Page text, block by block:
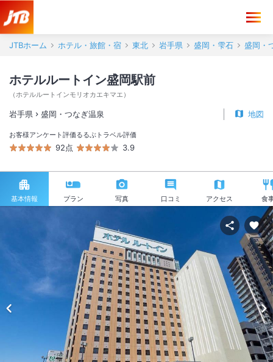
JTBホーム ホテル・旅館・宿 東北 岩手県 盛岡・雫石 盛岡・
ホテルルートイン盛岡駅前
（ホテルルートインモリオカエキマエ ）
岩手県 盛岡・つなぎ温泉 地図
お客様アンケート評価
92点
るるぶトラベル評価
3.9
基本情報 プラン 写真 口コミ アクセス 食